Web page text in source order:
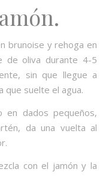
brunoise y rehoga en
de oliva durante 4-5
sin que llegue a
que suelte el agua.
en dados pequeños,
da una vuelta al
con el jamón y la